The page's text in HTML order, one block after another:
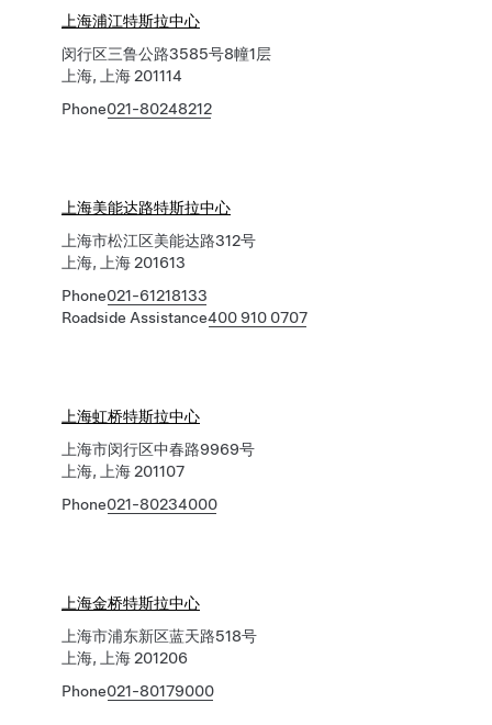
上海浦江特斯拉中心
闵行区三鲁公路3585号8幢1层
上海, 上海 201114
Phone021-80248212
上海美能达路特斯拉中心
上海市松江区美能达路312号
上海, 上海 201613
Phone021-61218133
Roadside Assistance400 910 0707
上海虹桥特斯拉中心
上海市闵行区中春路9969号
上海, 上海 201107
Phone021-80234000
上海金桥特斯拉中心
上海市浦东新区蓝天路518号
上海, 上海 201206
Phone021-80179000